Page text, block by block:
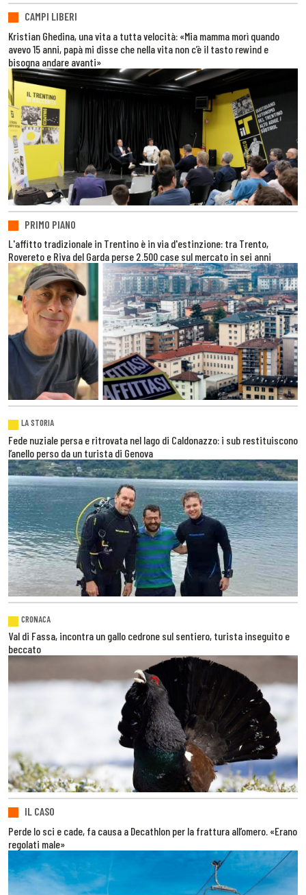
CAMPI LIBERI
Kristian Ghedina, una vita a tutta velocità: «Mia mamma morì quando
avevo 15 anni, papà mi disse che nella vita non c’è il tasto rewind e
bisogna andare avanti»
PRIMO PIANO
L'affitto tradizionale in Trentino è in via d'estinzione: tra Trento,
Rovereto e Riva del Garda perse 2.500 case sul mercato in sei anni
LA STORIA
Fede nuziale persa e ritrovata nel lago di Caldonazzo: i sub restituiscono
l’anello perso da un turista di Genova
CRONACA
Val di Fassa, incontra un gallo cedrone sul sentiero, turista inseguito e
beccato
IL CASO
Perde lo sci e cade, fa causa a Decathlon per la frattura all’omero. «Erano
regolati male»